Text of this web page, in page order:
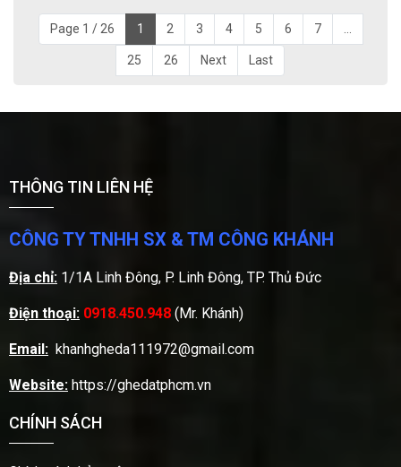
Page 1 / 26 1 2 3 4 5 6 7
25 26 Next Last
THÔNG TIN LIÊN HỆ
CÔNG TY TNHH SX & TM CÔNG KHÁNH
Địa chỉ: 1/1A Linh Đông, P. Linh Đông, TP. Thủ Đức
Điện thoại: 0918.450.948 (Mr. Khánh)
Email: khanhgheda111972@gmail.com
Website: https://ghedatphcm.vn
CHÍNH SÁCH